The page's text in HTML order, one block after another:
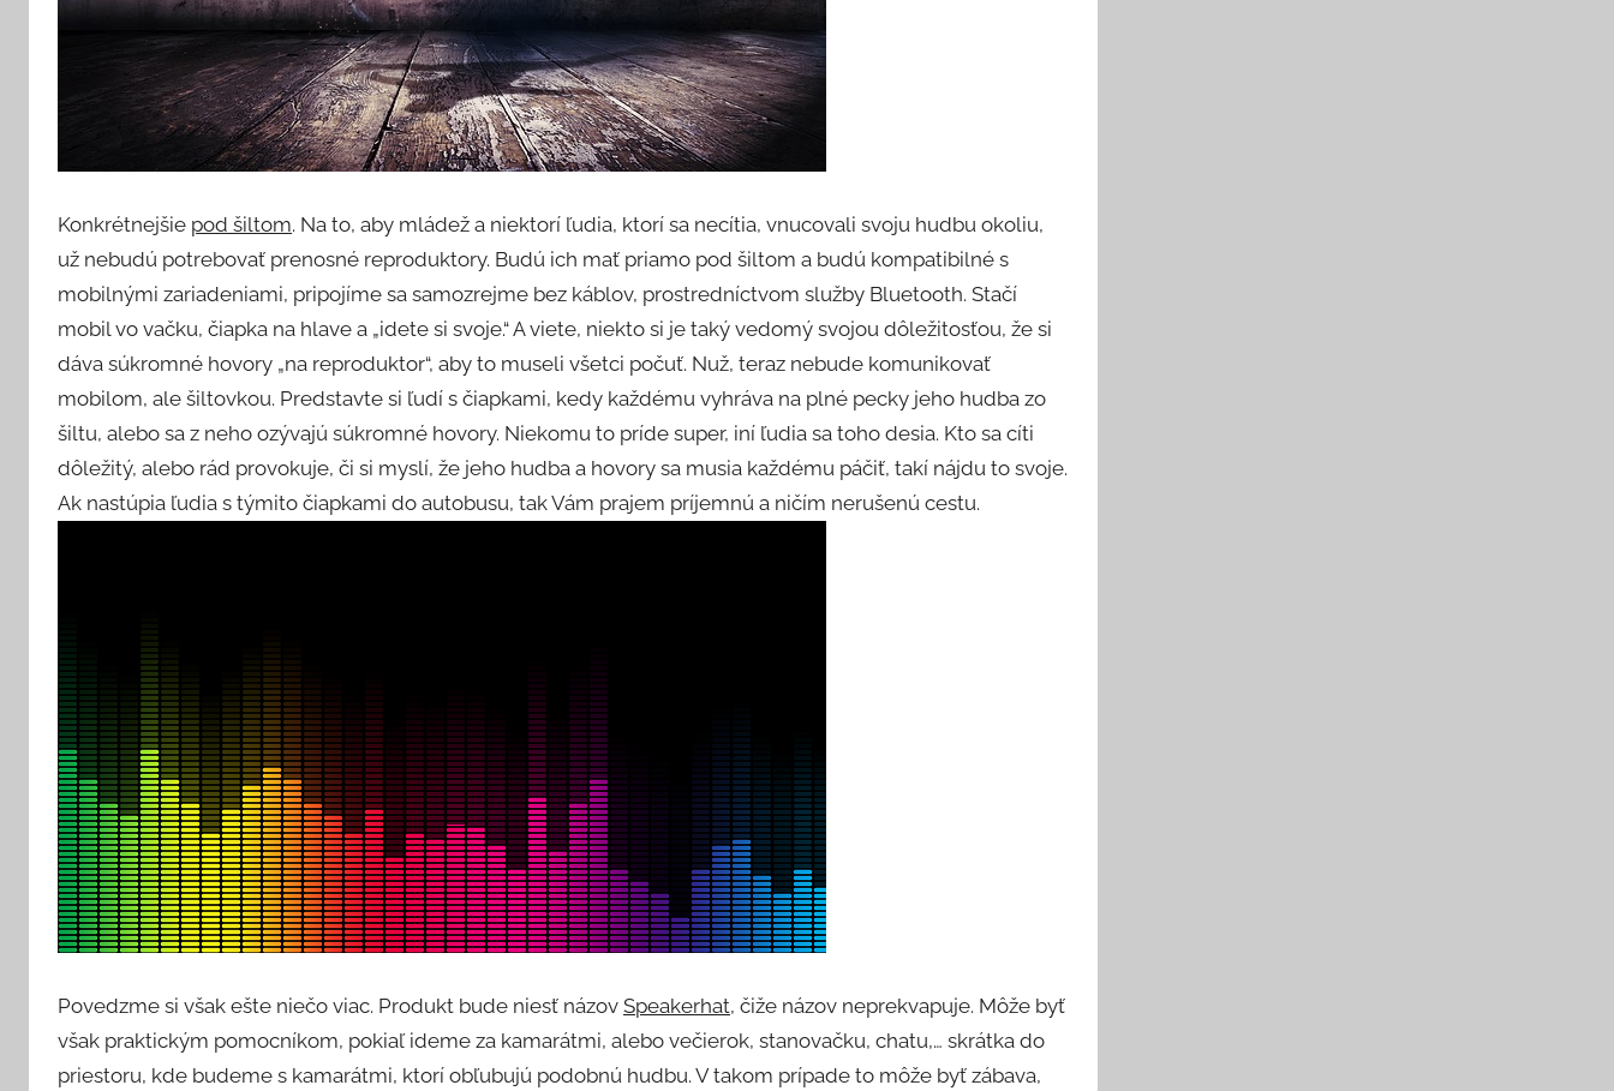
Konkrétnejšie pod šiltom. Na to, aby mládež a niektorí ľudia, ktorí sa necítia, vnucovali svoju hudbu okoliu,
už nebudú potrebovať prenosné reproduktory. Budú ich mať priamo pod šiltom a budú kompatibilné s
mobilnými zariadeniami, pripojíme sa samozrejme bez káblov, prostredníctvom služby Bluetooth. Stačí
mobil vo vačku, čiapka na hlave a „idete si svoje.“ A viete, niekto si je taký vedomý svojou dôležitosťou, že si
dáva súkromné hovory „na reproduktor“, aby to museli všetci počuť. Nuž, teraz nebude komunikovať
mobilom, ale šiltovkou. Predstavte si ľudí s čiapkami, kedy každému vyhráva na plné pecky jeho hudba zo
šiltu, alebo sa z neho ozývajú súkromné hovory. Niekomu to príde super, iní ľudia sa toho desia. Kto sa cíti
dôležitý, alebo rád provokuje, či si myslí, že jeho hudba a hovory sa musia každému páčiť, takí nájdu to svoje.
Ak nastúpia ľudia s týmito čiapkami do autobusu, tak Vám prajem príjemnú a ničím nerušenú cestu.
Povedzme si však ešte niečo viac. Produkt bude niesť názov Speakerhat, čiže názov neprekvapuje. Môže byť
však praktickým pomocníkom, pokiaľ ideme za kamarátmi, alebo večierok, stanovačku, chatu,… skrátka do
priestoru, kde budeme s kamarátmi, ktorí obľubujú podobnú hudbu. V takom prípade to môže byť zábava,